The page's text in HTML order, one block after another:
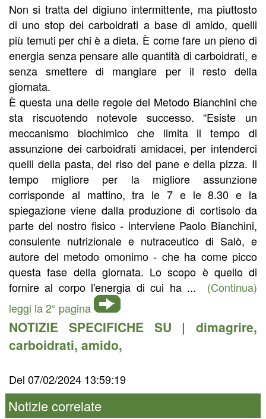
Non si tratta del digiuno intermittente, ma piuttosto
di uno stop dei carboidrati a base di amido, quelli
più temuti per chi è a dieta. È come fare un pieno di
energia senza pensare alle quantità di carboidrati, e
senza smettere di mangiare per il resto della
giornata.
È questa una delle regole del Metodo Bianchini che
sta riscuotendo notevole successo. “Esiste un
meccanismo biochimico che limita il tempo di
assunzione dei carboidrati amidacei, per intenderci
quelli della pasta, del riso del pane e della pizza. Il
tempo migliore per la migliore assunzione
corrisponde al mattino, tra le 7 e le 8.30 e la
spiegazione viene dalla produzione di cortisolo da
parte del nostro fisico - interviene Paolo Bianchini,
consulente nutrizionale e nutraceutico di Salò, e
autore del metodo omonimo - che ha come picco
questa fase della giornata. Lo scopo è quello di
fornire al corpo l'energia di cui ha ... (Continua)
leggi la 2° pagina
NOTIZIE SPECIFICHE SU | dimagrire,
carboidrati, amido,
Del 07/02/2024 13:59:19
Notizie correlate